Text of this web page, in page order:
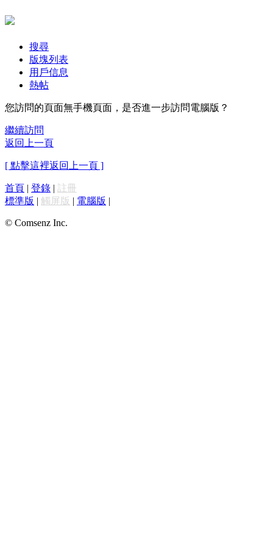
搜尋
版塊列表
用戶信息
熱帖
您訪問的頁面無手機頁面，是否進一步訪問電腦版？
繼續訪問
返回上一頁
[ 點擊這裡返回上一頁 ]
首頁 | 登錄 | 註冊
標準版 | 觸屏版 | 電腦版 |
© Comsenz Inc.